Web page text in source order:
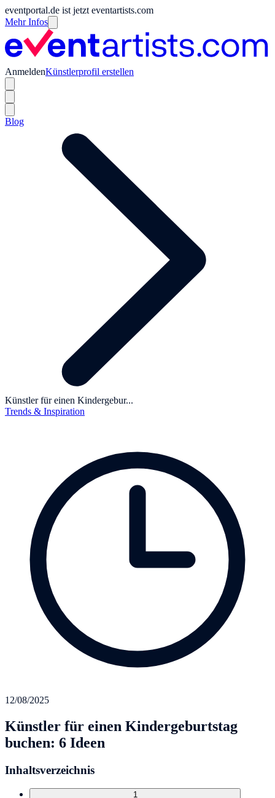
eventportal.de ist jetzt eventartists.com
Mehr Infos
AnmeldenKünstlerprofil erstellen
Blog
Künstler für einen Kindergebur...
Trends & Inspiration
12/08/2025
Künstler für einen Kindergeburtstag
buchen: 6 Ideen
Inhaltsverzeichnis
1